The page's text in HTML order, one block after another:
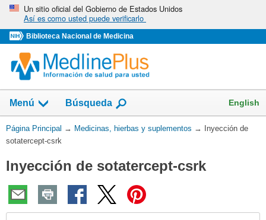
Omita
vaya
al
Contenido
Un sitio oficial del Gobierno de Estados Unidos
Así es como usted puede verificarlo
Biblioteca Nacional de Medicina
Menú
Mostrar
campo
de
Búsqueda English
Usted
está
Página Principal → Medicinas, hierbas y suplementos → Inyección de
sotatercept-csrk
Inyección de sotatercept-csrk